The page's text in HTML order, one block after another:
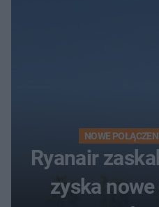
NOWE
Ryanair
zyska